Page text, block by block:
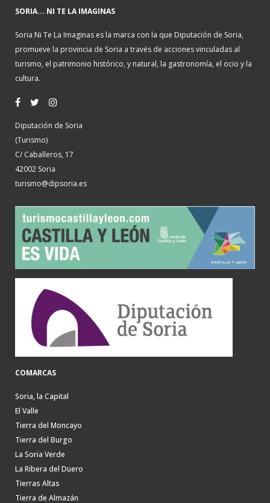
SORIA... NI TE LA IMAGINAS
Soria Ni Te La Imaginas es la marca con la que Diputación de Soria,
promueve la provincia de Soria a través de acciones vinculadas al
turismo, el patrimonio histórico, y natural, la gastronomía, el ocio y la
cultura.
Diputación de Soria
(Turismo)
C/ Caballeros, 17
42002 Soria
turismo@dipsoria.es
COMARCAS
Soria, la Capital
El Valle
Tierra del Moncayo
Tierra del Burgo
La Soria Verde
La Ribera del Duero
Tierras Altas
Tierra de Almazán